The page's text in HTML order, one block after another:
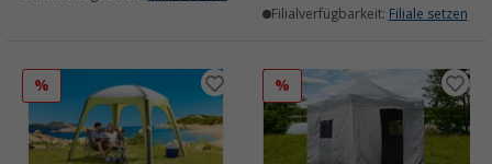
Filialverfügbarkeit: Filiale setzen
% %